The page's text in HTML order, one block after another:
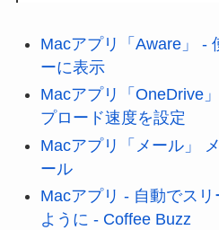
Macアプリ「Aware」 -
ーに表示
Macアプリ「OneDrive
プロード速度を設定
Macアプリ「メール」
ール
Macアプリ - 自動でス
ように - Coffee Buzz